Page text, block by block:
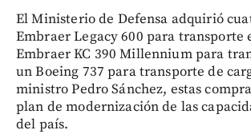
El Ministerio de Defensa adquirió
Embraer Legacy 600 para transporte
Embraer KC 390 Millennium para
un Boeing 737 para transporte de
ministro Pedro Sánchez, estas
plan de modernización de las
del país.